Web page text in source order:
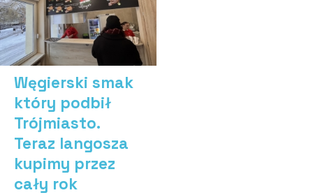
Węgierski smak
który podbił
Trójmiasto.
Teraz langosza
kupimy przez
cały rok